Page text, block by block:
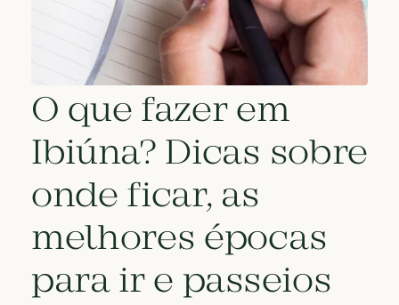
O que fazer em
Ibiúna? Dicas sobre
onde ficar, as
melhores épocas
para ir e passeios